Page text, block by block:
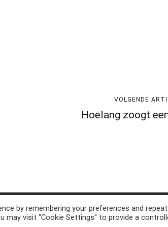
VOLGENDE
Hoelang zoogt
Cenoteby ThemeGrill. Aangedreven door
by remembering your preferences and
may visit "Cookie Settings" to provide a